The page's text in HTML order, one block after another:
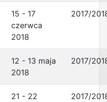
15 - 17
czerwca
2018
2017/
12 - 13 maja
2018
2017/
21 - 22
2017/